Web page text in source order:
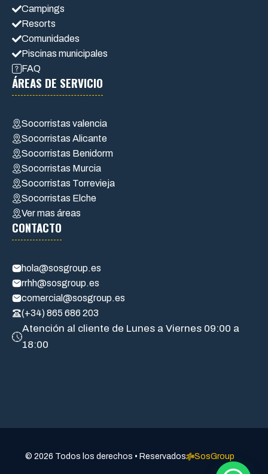
Campings
Resorts
Comunidades
Piscinas municipales
FAQ
ÁREAS DE SERVICIO
Socorristas valencia
Socorristas Alicante
Socorristas Benidorm
Socorristas Murcia
Socorristas Torrevieja
Socorristas Elche
Ver mas áreas
CONTACTO
hola@sosgroup.es
rrhh@sosgroup.es
comercial@sosgroup.es
(+34) 865 686 203
Atención al cliente de Lunes a Viernes 09:00 a
18:00
© 2026 Todos los derechos • Reservados SosGroup